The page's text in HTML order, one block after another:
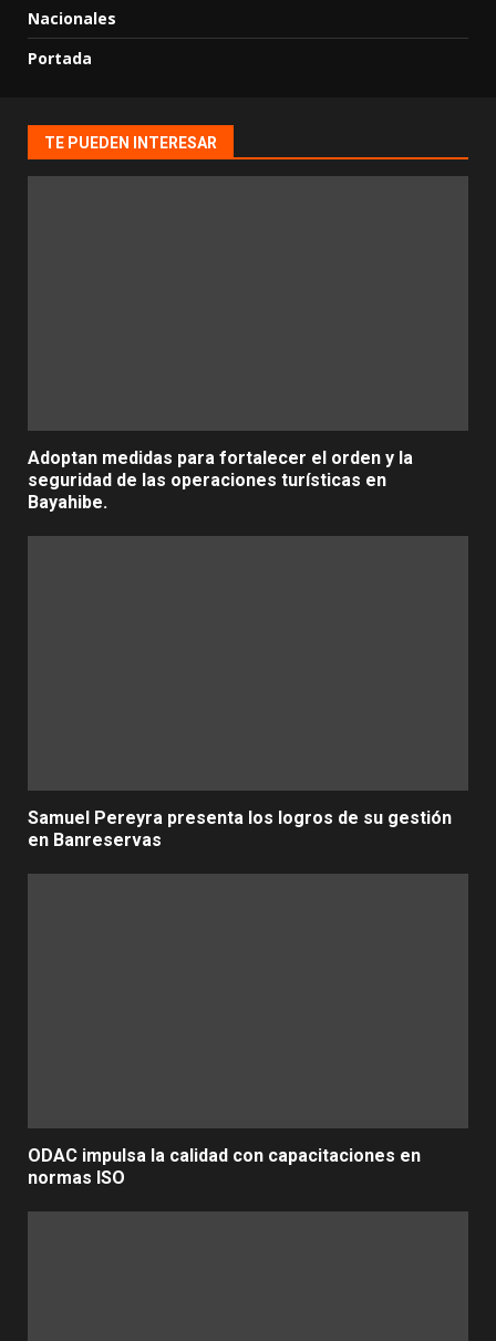
Nacionales
Portada
TE PUEDEN INTERESAR
Adoptan medidas para fortalecer el orden y la
seguridad de las operaciones turísticas en
Bayahibe.
Samuel Pereyra presenta los logros de su gestión
en Banreservas
ODAC impulsa la calidad con capacitaciones en
normas ISO